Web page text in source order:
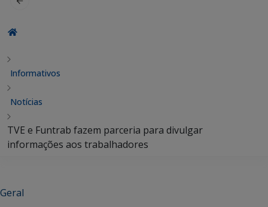
Informativos
Notícias
TVE e Funtrab fazem parceria para divulgar
informações aos trabalhadores
Geral